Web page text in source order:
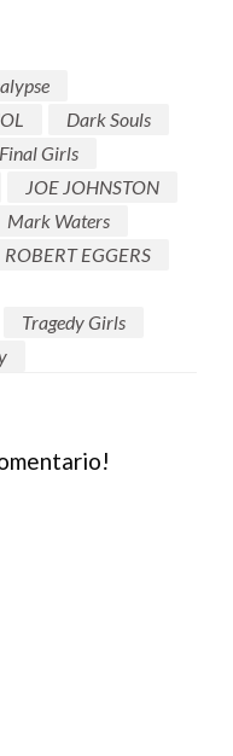
Dark Souls
Final Girls
JOE JOHNSTON
Mark Waters
ROBERT EGGERS
Tragedy Girls